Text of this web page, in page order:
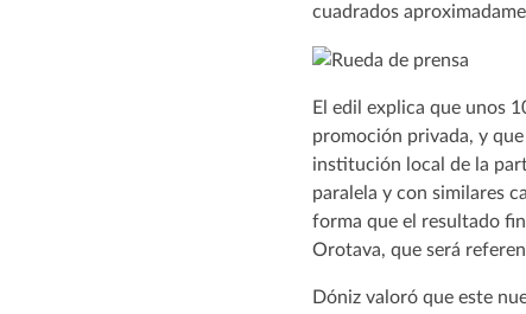
cuadrados
El edil explica que unos
promoción privada, y
institución local de la
paralela y con similares
forma que el resultado
Orotava, que será
Dóniz valoró que este